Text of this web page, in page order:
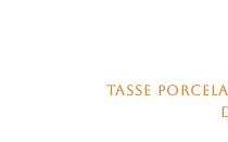
TASSE